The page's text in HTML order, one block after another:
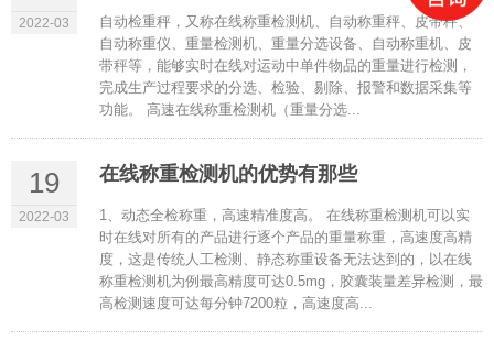
2022-03
自动检重秤，又称在线称重检测机、自动称重秤、皮带秤、
自动称重仪、重量检测机、重量分选设备、自动称重机、皮
带秤等，能够实时在线对运动中单件物品的重量进行检测，
完成生产过程要求的分选、检验、剔除、报警和数据采集等
功能。 高速在线称重检测机（重量分选...
19
2022-03
在线称重检测机的优势有那些
1、动态全检称重，高速精准度高。 在线称重检测机可以实
时在线对所有的产品进行逐个产品的重量称重，高速度高精
度，这是传统人工检测、静态称重设备无法达到的，以在线
称重检测机为例最高精度可达0.5mg，胶囊装量差异检测，最
高检测速度可达每分钟7200粒，高速度高...